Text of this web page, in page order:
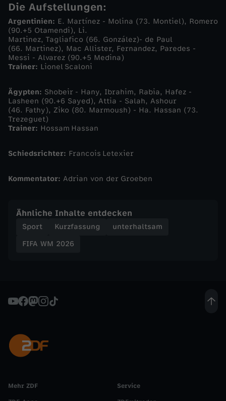
u
n
d
Ä
g
e
n
i
g
e
n
Die Aufstellungen:
Argentinien: E. Martínez - Molina (73. Montiel), Romero
(90.+5 Otamendi), Li.
Martinez, Tagliafico (66. González)- de Paul
(66. Martinez), Mac Allister, Fernandez, Paredes -
Messi - Alvarez (90.+5 Medina)
Trainer: Lionel Scaloni
Ägypten: Shobeir - Hany, Ibrahim, Rabia, Hafez -
Lasheen (90.+6 Sayed), Attia - Salah, Ashour
(46. Fathy), Ziko (80. Marmoush) - Ha. Hassan (73.
Trezeguet)
Trainer: Hossam Hassan
Schiedsrichter: Francois Letexier
Kommentator: Adrian von der Groeben
Ähnliche Inhalte entdecken
Sport Kurzfassung
unterhaltsam
FIFA WM 2026
Mehr ZDF Service